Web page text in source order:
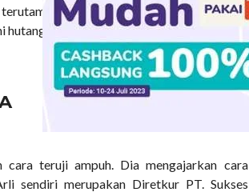
bagi yang mau merintis usaha. Ia
hutang bank.
teruji ampuh. Dia mengajarkan cara
sendiri merupakan Diretkur PT. Sukses